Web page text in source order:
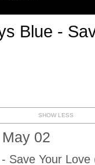
Blue -
SHOW LESS
02
Save Your